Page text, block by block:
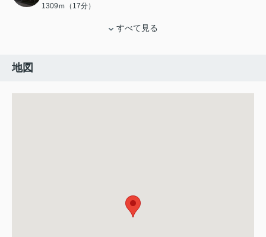
1309ｍ（17分）
すべて見る
地図